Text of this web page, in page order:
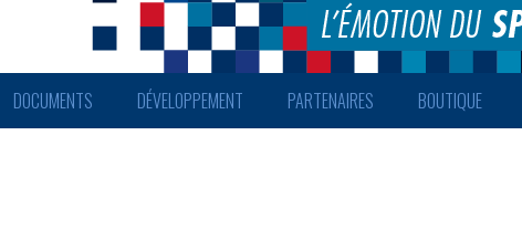
DOCUMENTS DÉVELOPPEMENT PARTENAIRES BOUTIQUE